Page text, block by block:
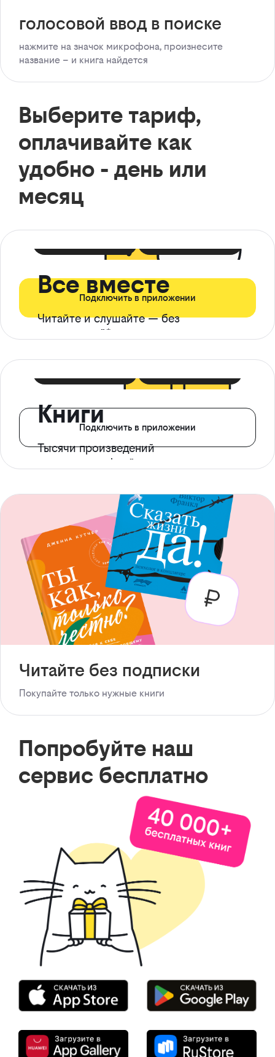
голосовой ввод в поиске
нажмите на значок микрофона, произнесите
название – и книга найдется
Выберите тариф,
оплачивайте как
удобно - день или
месяц
Все вместе
Читайте и слушайте — без
ограничений*
Подключить в приложении
Книги
Тысячи произведений
с доступом офлайн
Подключить в приложении
Читайте без подписки
Покупайте только нужные книги
Попробуйте наш
сервис бесплатно